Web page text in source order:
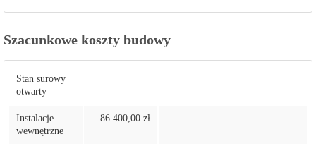
Szacunkowe koszty budowy
Stan surowy
otwarty
Instalacje
wewnętrzne
86 400,00 zł